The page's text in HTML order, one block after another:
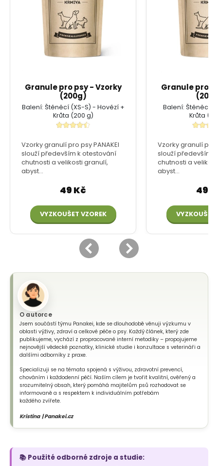
O autorce
Jsem součástí týmu Panakei, kde se dlouhodobě věnuji výzkumu v
oblasti výživy, zdraví a celkové péče o psy. Každý článek, který zde
publikujeme, vychází z propracované interní metodiky – propojujeme
nejnovější vědecké poznatky, klinické studie i konzultace s veterináři a
dalšími odborníky z praxe.
Specializuji se na témata spojená s výživou, zdravotní prevencí,
chováním i každodenní péčí. Naším cílem je tvořit kvalitní, ověřený a
srozumitelný obsah, který pomáhá majitelům psů rozhodovat se
informovaně a s respektem k individuálním potřebám
každého zvířete.
Kristína | Panakei.cz
📚 Použité odborné zdroje a studie: